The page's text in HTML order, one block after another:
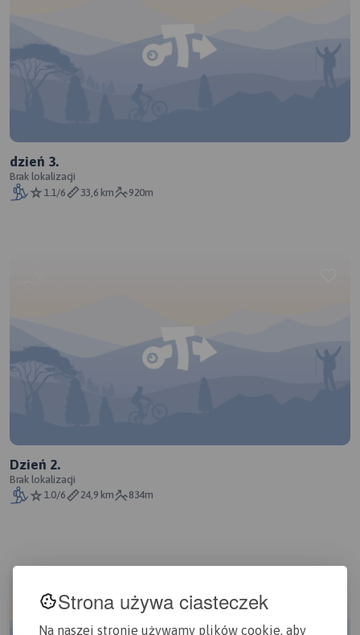
Strona używa ciasteczek
Na naszej stronie używamy plików cookie, aby
dzień 3.
Brak lokalizacji
1.1/6
33,6 km 920m
Dzień 2.
Brak lokalizacji
1.0/6
24,9 km 834m